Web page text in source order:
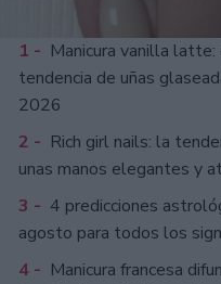
1 - Manicura vanilla
tendencia de uñas
2026
2 - Rich girl nails: la
unas manos elegantes y
3 - 4 predicciones
agosto para todos los
4 - Manicura francesa